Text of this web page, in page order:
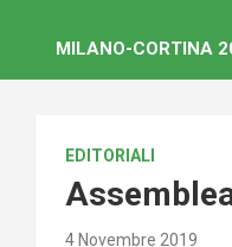
MILANO-CORTINA
EDITORIALI
4 Novembre 2019